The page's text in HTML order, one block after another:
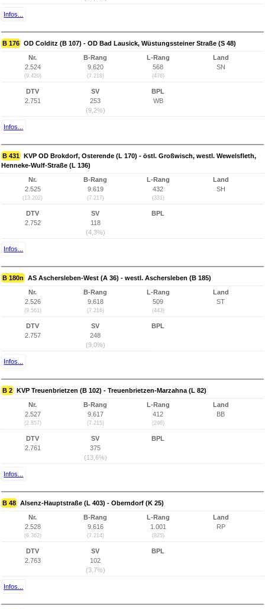
Infos...
B 176 OD Colditz (B 107) - OD Bad Lausick, Wüstungssteiner Straße (S 48)
Nr.
2.524
(9.420)
B-Rang
9.620
(7.218)
L-Rang
568
(476)
Land
SN
DTV
2.751
SV
253
(9,2%)
BPL
WB
Infos...
B 431 KVP OD Brokdorf, Osterende (L 170) - östl. Großwisch, westl. Wewelsfleth,
Henneke-Wulf-Straße (L 136)
Nr.
2.525
(13.202)
B-Rang
9.619
(7.217)
L-Rang
432
(331)
Land
SH
DTV
2.752
SV
118
(4,3%)
BPL
Infos...
B 180n AS Aschersleben-West (A 36) - westl. Aschersleben (B 185)
Nr.
2.526
(9.561)
B-Rang
9.618
(7.216)
L-Rang
509
(443)
Land
ST
DTV
2.757
SV
248
(9,0%)
BPL
Infos...
B 2 KVP Treuenbrietzen (B 102) - Treuenbrietzen-Marzahna (L 82)
Nr.
2.527
(2.857)
B-Rang
9.617
(7.215)
L-Rang
412
(296)
Land
BB
DTV
2.761
SV
375
(13,6%)
BPL
Infos...
B 48 Alsenz-Hauptstraße (L 403) - Oberndorf (K 25)
Nr.
2.528
(6.362)
B-Rang
9.616
(7.214)
L-Rang
1.001
(825)
Land
RP
DTV
2.763
SV
102
(3,7%)
BPL
Infos...